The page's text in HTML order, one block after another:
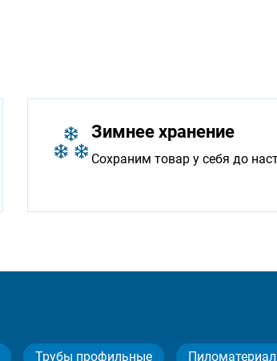
Зимнее хранение
Сохраним товар у себя до
Трубы профильные